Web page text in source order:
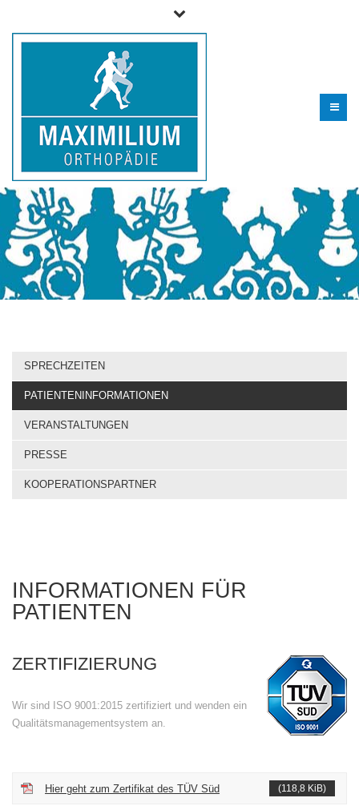
Telefon für Fragen und zur Terminvereinbarung (09 06) 29
info@maximilium.de
SPRECHZEITEN
PATIENTENINFORMATIONEN
VERANSTALTUNGEN
PRESSE
KOOPERATIONSPARTNER
INFORMATIONEN FÜR
PATIENTEN
ZERTIFIZIERUNG
Wir sind ISO 9001:2015 zertifiziert und wenden ein
Qualitätsmanagementsystem an.
Hier geht zum Zertifikat des TÜV Süd (118,8 KiB)